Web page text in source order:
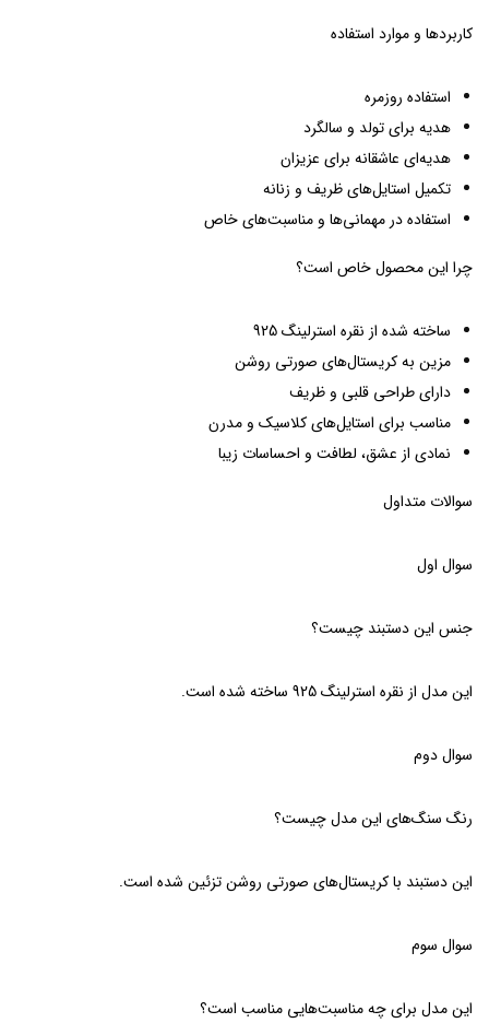
کاربردها و موارد استفاده
استفاده روزمره
هدیه برای تولد و سالگرد
هدیه‌ای عاشقانه برای عزیزان
تکمیل استایل‌های ظریف و زنانه
استفاده در مهمانی‌ها و مناسبت‌های خاص
چرا این محصول خاص است؟
ساخته شده از نقره استرلینگ 925
مزین به کریستال‌های صورتی روشن
دارای طراحی قلبی و ظریف
مناسب برای استایل‌های کلاسیک و مدرن
نمادی از عشق، لطافت و احساسات زیبا
سوالات متداول
سوال اول
جنس این دستبند چیست؟
این مدل از نقره استرلینگ 925 ساخته شده است.
سوال دوم
رنگ سنگ‌های این مدل چیست؟
این دستبند با کریستال‌های صورتی روشن تزئین شده است.
سوال سوم
این مدل برای چه مناسبت‌هایی مناسب است؟